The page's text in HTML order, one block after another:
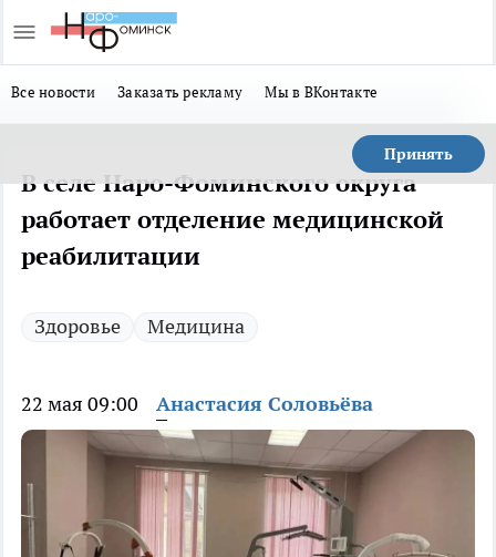
Все новости Заказать рекламу Мы в ВКонтакте
Принять
В селе Наро-Фоминского округа
работает отделение медицинской
реабилитации
Здоровье Медицина
22 мая 09:00 Анастасия Соловьёва